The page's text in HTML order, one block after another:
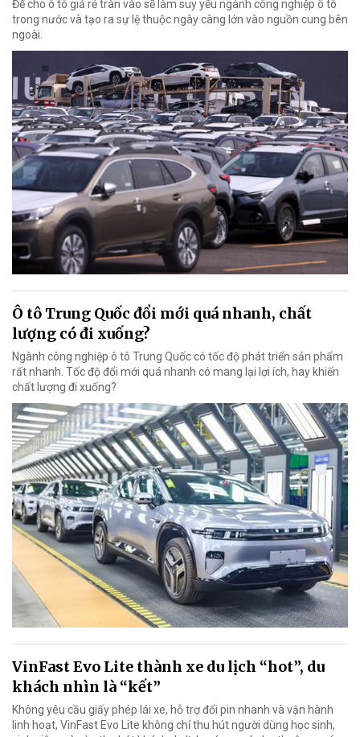
Để cho ô tô giả rẻ tràn vào sẽ làm suy yếu ngành công nghiệp ô tô
trong nước và tạo ra sự lệ thuộc ngày càng lớn vào nguồn cung bên
ngoài.
Ô tô Trung Quốc đổi mới quá nhanh, chất
lượng có đi xuống?
Ngành công nghiệp ô tô Trung Quốc có tốc độ phát triển sản phẩm
rất nhanh. Tốc độ đổi mới quá nhanh có mang lại lợi ích, hay khiến
chất lượng đi xuống?
VinFast Evo Lite thành xe du lịch “hot”, du
khách nhìn là “kết”
Không yêu cầu giấy phép lái xe, hỗ trợ đổi pin nhanh và vận hành
linh hoạt, VinFast Evo Lite không chỉ thu hút người dùng học sinh,